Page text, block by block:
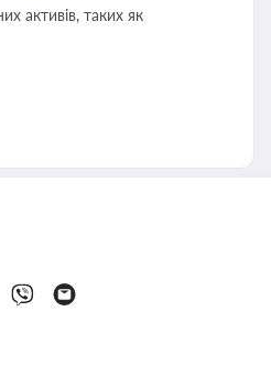
активів, таких як